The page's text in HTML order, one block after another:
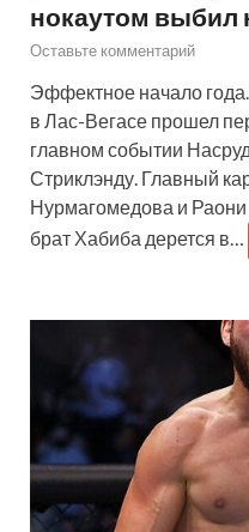
нокаутом выбил
Оставьте комментарий
Эффектное начало
в Лас-Вегасе прошел
главном событии
Стриклэнду. Главный
Нурмагомедова и
брат Хабиба дерется в…